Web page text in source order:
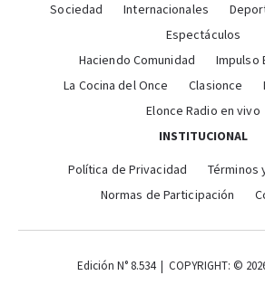
Sociedad
Internacionales
Espectáculos
Haciendo Comunidad
Impulso
La Cocina del Once
Clasionce
Elonce Radio en vivo
INSTITUCIONAL
Política de Privacidad
Términos
Normas de Participación
Edición N° 8.534 | COPYRIGHT: ©